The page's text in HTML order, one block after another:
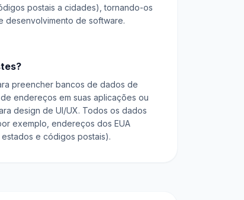
postais a cidades), tornando-os
desenvolvimento de software.
preencher bancos de dados de
endereços em suas aplicações ou
design de UI/UX. Todos os dados
exemplo, endereços dos EUA
e códigos postais).